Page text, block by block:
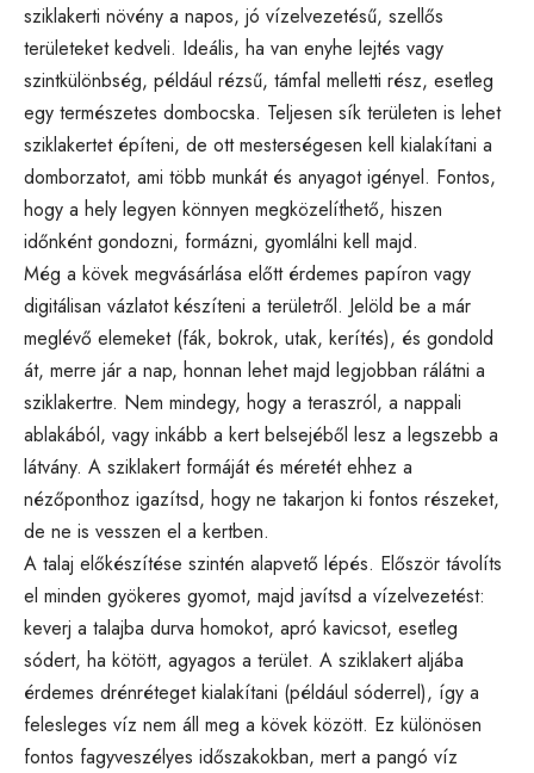
sziklakerti növény a napos, jó vízelvezetésű, szellős
területeket kedveli. Ideális, ha van enyhe lejtés vagy
szintkülönbség, például rézsű, támfal melletti rész, esetleg
egy természetes dombocska. Teljesen sík területen is lehet
sziklakertet építeni, de ott mesterségesen kell kialakítani a
domborzatot, ami több munkát és anyagot igényel. Fontos,
hogy a hely legyen könnyen megközelíthető, hiszen
időnként gondozni, formázni, gyomlálni kell majd.
Még a kövek megvásárlása előtt érdemes papíron vagy
digitálisan vázlatot készíteni a területről. Jelöld be a már
meglévő elemeket (fák, bokrok, utak, kerítés), és gondold
át, merre jár a nap, honnan lehet majd legjobban rálátni a
sziklakertre. Nem mindegy, hogy a teraszról, a nappali
ablakából, vagy inkább a kert belsejéből lesz a legszebb a
látvány. A sziklakert formáját és méretét ehhez a
nézőponthoz igazítsd, hogy ne takarjon ki fontos részeket,
de ne is vesszen el a kertben.
A talaj előkészítése szintén alapvető lépés. Először távolíts
el minden gyökeres gyomot, majd javítsd a vízelvezetést:
keverj a talajba durva homokot, apró kavicsot, esetleg
sódert, ha kötött, agyagos a terület. A sziklakert aljába
érdemes drénréteget kialakítani (például sóderrel), így a
felesleges víz nem áll meg a kövek között. Ez különösen
fontos fagyveszélyes időszakokban, mert a pangó víz